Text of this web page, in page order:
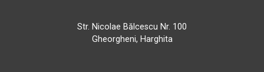
Str. Nicolae Bălcescu Nr. 100
Gheorgheni, Harghita